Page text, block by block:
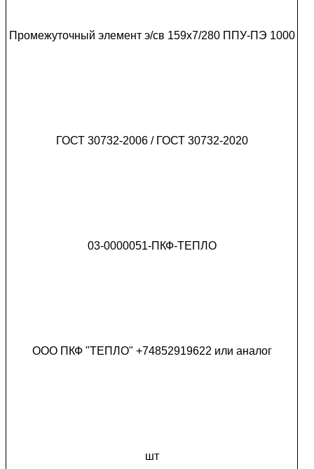
Промежуточный элемент э/св 159х7/280 ППУ-ПЭ 1000
ГОСТ 30732-2006 / ГОСТ 30732-2020
03-0000051-ПКФ-ТЕПЛО
ООО ПКФ "ТЕПЛО" +74852919622 или аналог
шт